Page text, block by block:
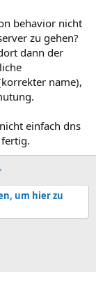
behavior nicht
zu gehen?
dann der
name),
einfach dns
um hier zu